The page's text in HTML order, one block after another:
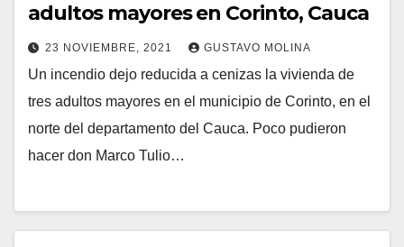
adultos mayores en Corinto, Cauca
23 NOVIEMBRE, 2021 GUSTAVO MOLINA
Un incendio dejo reducida a cenizas la vivienda de
tres adultos mayores en el municipio de Corinto, en el
norte del departamento del Cauca. Poco pudieron
hacer don Marco Tulio…